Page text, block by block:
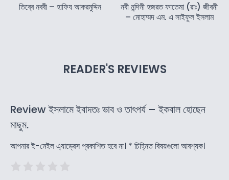
তিব্বে নববী – হাফিয আকরমুদ্দিন
নবী নন্দিনী হজরত ফাতেমা (রাঃ) জীবনী
– মোহাম্মদ এম. এ সাইফুল ইসলাম
READER'S REVIEWS
Review ইসলামে ইবাদতঃ ভাব ও তাৎপর্য – ইকবাল হোছেন
মাছুম.
আপনার ই-মেইল এ্যাড্রেস প্রকাশিত হবে না। * চিহ্নিত বিষয়গুলো আবশ্যক।